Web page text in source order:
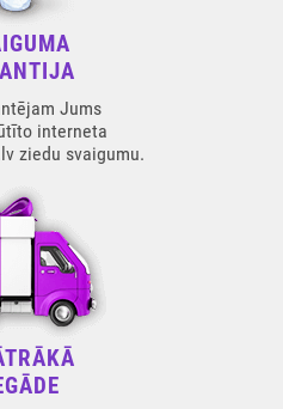
Jums
interneta
ziedu svaigumu.